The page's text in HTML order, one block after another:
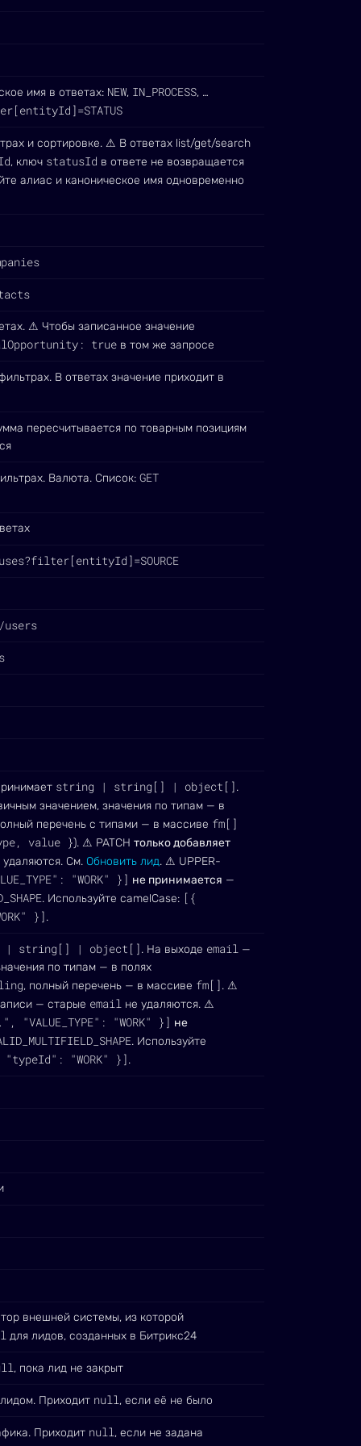
имя в ответах: NEW, IN_PROCESS, …
и сортировке. ⚠ В ответах list/get/search
, ключ statusId в ответе не возвращается
алиас и каноническое имя одновременно
⚠ Чтобы записанное значение
true в том же запросе
В ответах значение приходит в
пересчитывается по товарным позициям
Валюта. Список: GET
users
string | string[] | object[].
значением, значения по типам — в
перечень с типами — в массиве fm[]
value }). ⚠ PATCH только добавляет
удаляются. См. Обновить лид. ⚠ UPPER-
"WORK" }] не принимается —
. Используйте camelCase: [{
}].
| string[] | object[]. На выходе email —
по типам — в полях
, полный перечень — в массиве fm[]. ⚠
— старые email не удаляются. ⚠
"WORK" }] не
. Используйте
"WORK" }].
внешней системы, из которой
для лидов, созданных в Битрикс24
, пока лид не закрыт
Приходит null, если её не было
Приходит null, если не задана